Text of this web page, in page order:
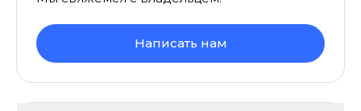
Написать нам